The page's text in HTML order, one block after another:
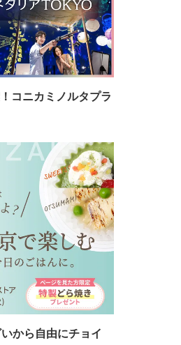
コニカミノルタプラ
から自由にチョイ